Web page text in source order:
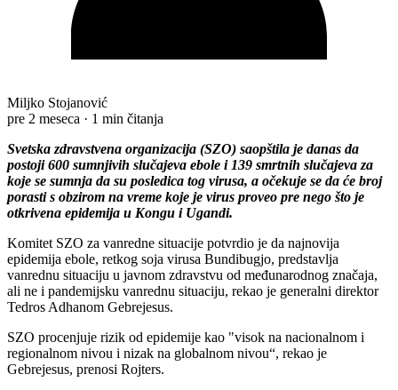
Miljko Stojanović
pre 2 meseca · 1 min čitanja
Svetska zdravstvena organizacija (SZO) saopštila je danas da
postoji 600 sumnjivih slučajeva ebole i 139 smrtnih slučajeva za
koje se sumnja da su posledica tog virusa, a očekuje se da će broj
porasti s obzirom na vreme koje je virus proveo pre nego što je
otkrivena epidemija u Kongu i Ugandi.
Komitet SZO za vanredne situacije potvrdio je da najnovija
epidemija ebole, retkog soja virusa Bundibugjo, predstavlja
vanrednu situaciju u javnom zdravstvu od međunarodnog značaja,
ali ne i pandemijsku vanrednu situaciju, rekao je generalni direktor
Tedros Adhanom Gebrejesus.
SZO procenjuje rizik od epidemije kao "visok na nacionalnom i
regionalnom nivou i nizak na globalnom nivou“, rekao je
Gebrejesus, prenosi Rojters.